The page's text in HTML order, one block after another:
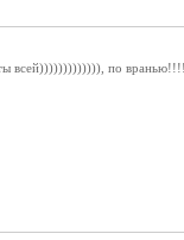
всей))))))))))))), по вранью!!!!